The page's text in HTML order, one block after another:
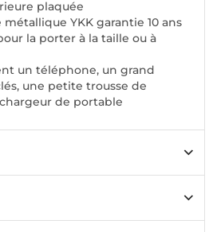
plaquée
YKK garantie 10 ans
la porter à la taille ou à
un téléphone, un grand
une petite trousse de
de portable